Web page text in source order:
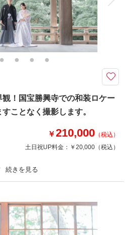
用衣装レンタル ペットと撮影
の他含むもの
ップ料金は含まれております。衣装や撮影
せん。ロケ地追加￥20,000/ 1か所
トに♡ □撮影カット：180カット以上 □所
郎衣装/ ご新婦衣装/ ヘア＆メイクアッ
式
入園料もご負担いただきます。
！国宝勝興寺での和装ロケー
ことなく撮影します。
￥210,000 （税込）
土日祝UP料金： ￥20,000 （税込）
新婦衣装1着 新郎衣装1着
ヘアメイク 小物一式